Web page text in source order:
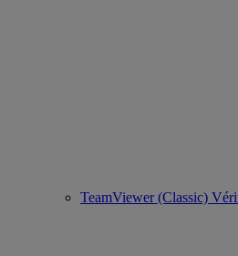
TeamViewer (Classic)